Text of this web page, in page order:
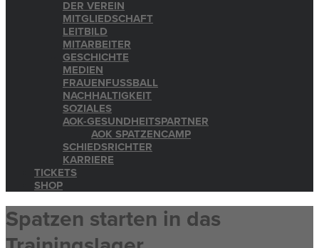
DER VEREIN
MITGLIEDSCHAFT
LEITBILD
MITARBEITER
GESCHICHTE
MEDIEN
FRAUENFUSSBALL
NACHHALTIGKEIT
SOZIALES
AOK-GESUNDHEITSPARTNER
AOK SPATZENCAMP
SCHIEDSRICHTER
KARRIERE
TICKETS
SHOP
Spatzen starten in das